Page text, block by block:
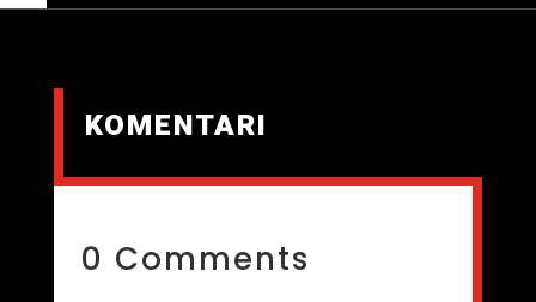
KOMENTARI
0 Comments